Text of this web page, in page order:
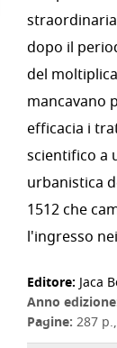
dopo il
del
mancavano
efficacia i
scientifico a
urbanistica
1512 che
l'ingresso
Editore: Jaca
Anno
Pagine: 287